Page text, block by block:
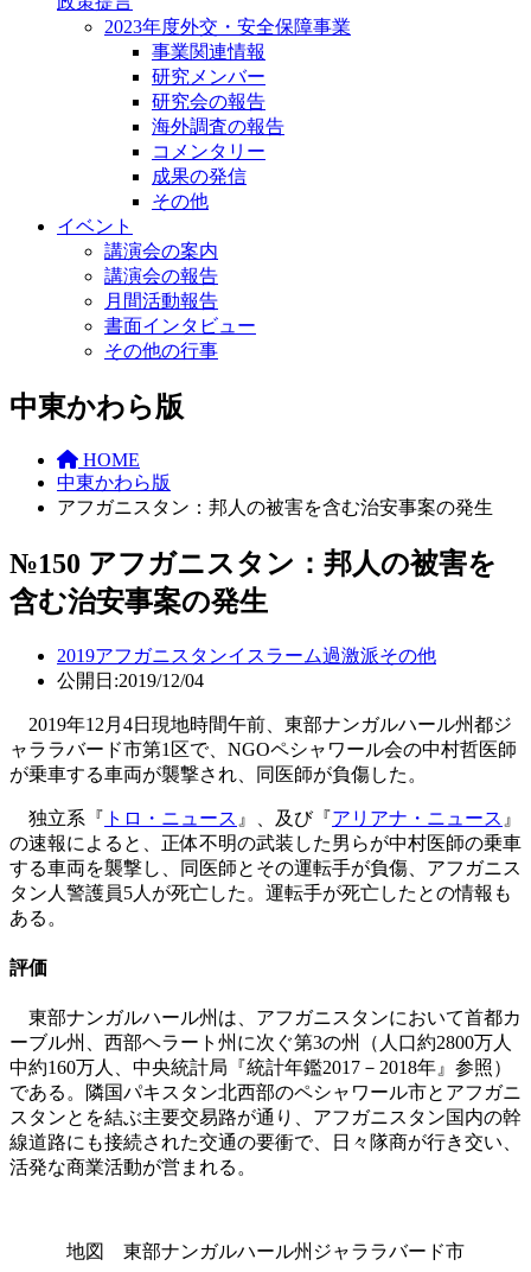
2023年度外交・安全保障事業
事業関連情報
研究メンバー
研究会の報告
海外調査の報告
コメンタリー
成果の発信
その他
イベント
講演会の案内
講演会の報告
月間活動報告
書面インタビュー
その他の行事
中東かわら版
HOME
中東かわら版
アフガニスタン：邦人の被害を含む治安事案の発生
№150 アフガニスタン：邦人の被害を
含む治安事案の発生
2019アフガニスタンイスラーム過激派その他
公開日:2019/12/04
2019年12月4日現地時間午前、東部ナンガルハール州都ジ
ャララバード市第1区で、NGOペシャワール会の中村哲医師
が乗車する車両が襲撃され、同医師が負傷した。
独立系『 トロ・ニュース 』、及び『アリアナ・ニュース 』
の速報によると、正体不明の武装した男らが中村医師の乗車
する車両を襲撃し、同医師とその運転手が負傷、アフガニス
タン人警護員5人が死亡した。運転手が死亡したとの情報も
ある。
評価
東部ナンガルハール州は、アフガニスタンにおいて首都カ
ーブル州、西部ヘラート州に次ぐ第3の州（人口約2800万人
中約160万人、中央統計局『統計年鑑2017－2018年』参照）
である。隣国パキスタン北西部のペシャワール市とアフガニ
スタンとを結ぶ主要交易路が通り、アフガニスタン国内の幹
線道路にも接続された交通の要衝で、日々隊商が行き交い、
活発な商業活動が営まれる。
地図 東部ナンガルハール州ジャララバード市